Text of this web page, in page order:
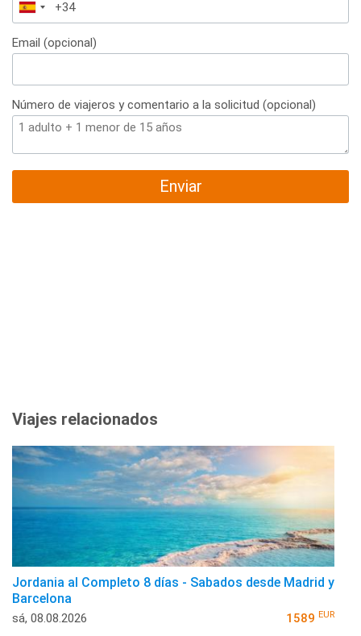
España
+34
Email (opcional)
Número de viajeros y comentario a la solicitud (opcional)
Enviar
Viajes relacionados
Jordania al Completo 8 días - Sabados desde Madrid y
Barcelona
sá, 08.08.2026 1589 EUR